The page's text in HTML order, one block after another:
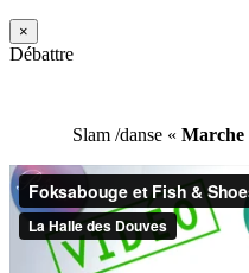
×
Débattre
Slam /danse « Marche